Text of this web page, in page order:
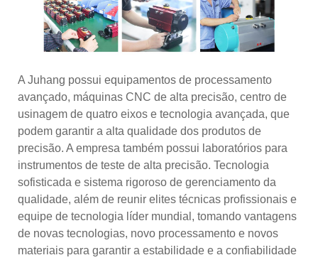
A Juhang possui equipamentos de processamento
avançado, máquinas CNC de alta precisão, centro de
usinagem de quatro eixos e tecnologia avançada, que
podem garantir a alta qualidade dos produtos de
precisão. A empresa também possui laboratórios para
instrumentos de teste de alta precisão. Tecnologia
sofisticada e sistema rigoroso de gerenciamento da
qualidade, além de reunir elites técnicas profissionais e
equipe de tecnologia líder mundial, tomando vantagens
de novas tecnologias, novo processamento e novos
materiais para garantir a estabilidade e a confiabilidade